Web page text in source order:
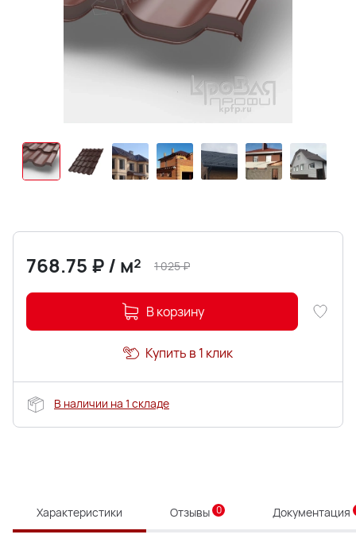
768.75 ₽/ м² 1 025₽
В корзину
Купить в 1 клик
В наличии на 1 складе
Характеристики Отзывы 0 Документация